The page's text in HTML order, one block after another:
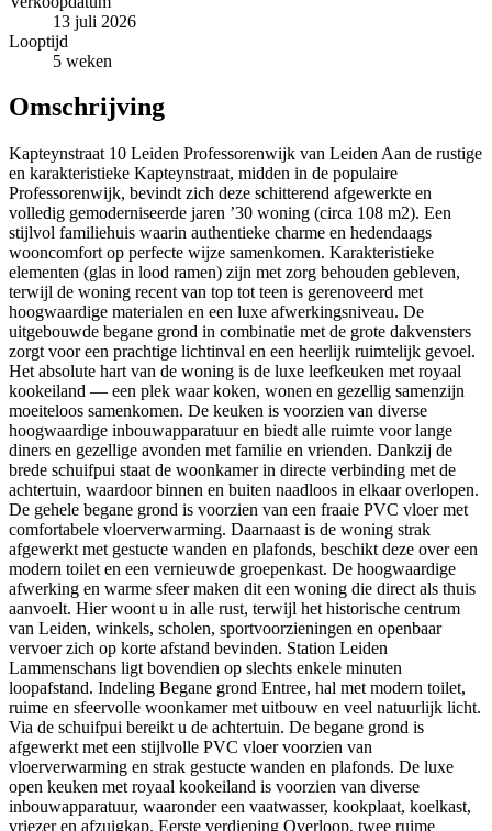
13 juli 2026
Looptijd
5 weken
Omschrijving
Kapteynstraat 10 Leiden Professorenwijk van Leiden Aan de rustige
en karakteristieke Kapteynstraat, midden in de populaire
Professorenwijk, bevindt zich deze schitterend afgewerkte en
volledig gemoderniseerde jaren ’30 woning (circa 108 m2). Een
stijlvol familiehuis waarin authentieke charme en hedendaags
wooncomfort op perfecte wijze samenkomen. Karakteristieke
elementen (glas in lood ramen) zijn met zorg behouden gebleven,
terwijl de woning recent van top tot teen is gerenoveerd met
hoogwaardige materialen en een luxe afwerkingsniveau. De
uitgebouwde begane grond in combinatie met de grote dakvensters
zorgt voor een prachtige lichtinval en een heerlijk ruimtelijk gevoel.
Het absolute hart van de woning is de luxe leefkeuken met royaal
kookeiland — een plek waar koken, wonen en gezellig samenzijn
moeiteloos samenkomen. De keuken is voorzien van diverse
hoogwaardige inbouwapparatuur en biedt alle ruimte voor lange
diners en gezellige avonden met familie en vrienden. Dankzij de
brede schuifpui staat de woonkamer in directe verbinding met de
achtertuin, waardoor binnen en buiten naadloos in elkaar overlopen.
De gehele begane grond is voorzien van een fraaie PVC vloer met
comfortabele vloerverwarming. Daarnaast is de woning strak
afgewerkt met gestucte wanden en plafonds, beschikt deze over een
modern toilet en een vernieuwde groepenkast. De hoogwaardige
afwerking en warme sfeer maken dit een woning die direct als thuis
aanvoelt. Hier woont u in alle rust, terwijl het historische centrum
van Leiden, winkels, scholen, sportvoorzieningen en openbaar
vervoer zich op korte afstand bevinden. Station Leiden
Lammenschans ligt bovendien op slechts enkele minuten
loopafstand. Indeling Begane grond Entree, hal met modern toilet,
ruime en sfeervolle woonkamer met uitbouw en veel natuurlijk licht.
Via de schuifpui bereikt u de achtertuin. De begane grond is
afgewerkt met een stijlvolle PVC vloer voorzien van
vloerverwarming en strak gestucte wanden en plafonds. De luxe
open keuken met royaal kookeiland is voorzien van diverse
inbouwapparatuur, waaronder een vaatwasser, kookplaat, koelkast,
vriezer en afzuigkap. Eerste verdieping Overloop, twee ruime